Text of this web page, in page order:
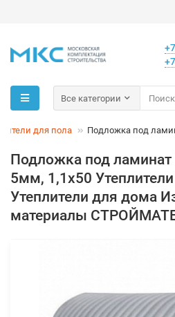
Все категории
для пола Подложка под
Подложка под
5мм, 1,1х50
Утеплители для дома
материалы